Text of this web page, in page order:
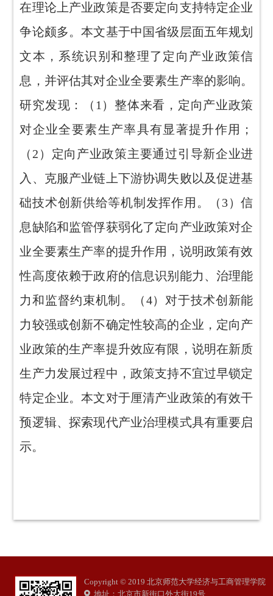
在理论上产业政策是否要定向支持特定企业
争论颇多。本文基于中国省级层面五年规划
文本，系统识别和整理了定向产业政策信
息，并评估其对企业全要素生产率的影响。
研究发现：（1）整体来看，定向产业政策
对企业全要素生产率具有显著提升作用；
（2）定向产业政策主要通过引导新企业进
入、克服产业链上下游协调失败以及促进基
础技术创新供给等机制发挥作用。（3）信
息缺陷和监管俘获弱化了定向产业政策对企
业全要素生产率的提升作用，说明政策有效
性高度依赖于政府的信息识别能力、治理能
力和监督约束机制。（4）对于技术创新能
力较强或创新不确定性较高的企业，定向产
业政策的生产率提升效应有限，说明在新质
生产力发展过程中，政策支持不宜过早锁定
特定企业。本文对于厘清产业政策的有效干
预逻辑、探索现代产业治理模式具有重要启
示。
Copyright © 2019 北京师范大学经济与工商管理学院
地址：北京市新街口外大街19号